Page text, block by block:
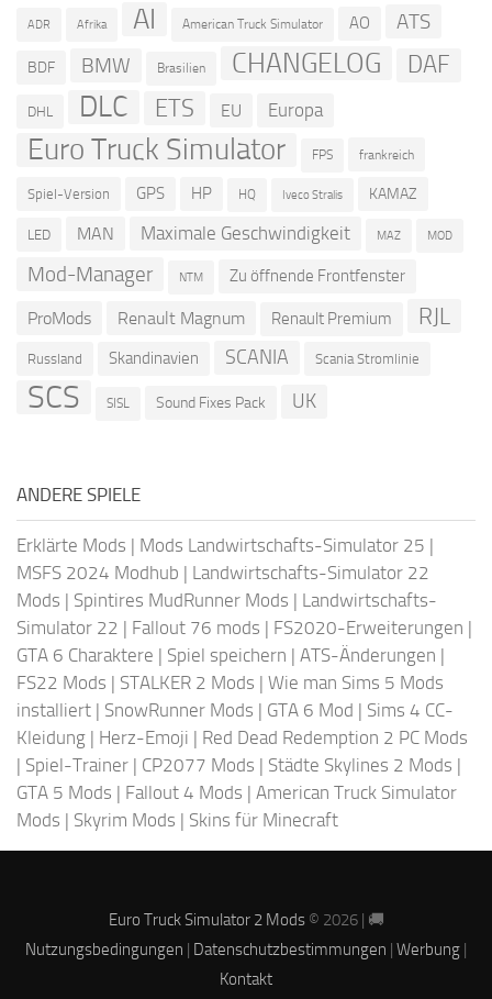
ADR Afrika AI American Truck Simulator AO ATS
BDF BMW Brasilien CHANGELOG DAF
DHL DLC ETS EU Europa
Euro Truck Simulator FPS frankreich
Spiel-Version GPS HP HQ Iveco Stralis KAMAZ
LED MAN Maximale Geschwindigkeit MAZ MOD
Mod-Manager NTM Zu öffnende Frontfenster
ProMods Renault Magnum Renault Premium RJL
Russland Skandinavien SCANIA Scania Stromlinie
SCS SISL Sound Fixes Pack UK
ANDERE SPIELE
Erklärte Mods | Mods Landwirtschafts-Simulator 25 |
MSFS 2024 Modhub | Landwirtschafts-Simulator 22
Mods | Spintires MudRunner Mods | Landwirtschafts-
Simulator 22 | Fallout 76 mods | FS2020-Erweiterungen |
GTA 6 Charaktere | Spiel speichern | ATS-Änderungen |
FS22 Mods | STALKER 2 Mods | Wie man Sims 5 Mods
installiert | SnowRunner Mods | GTA 6 Mod | Sims 4 CC-
Kleidung | Herz-Emoji | Red Dead Redemption 2 PC Mods
| Spiel-Trainer | CP2077 Mods | Städte Skylines 2 Mods |
GTA 5 Mods | Fallout 4 Mods | American Truck Simulator
Mods | Skyrim Mods | Skins für Minecraft
Euro Truck Simulator 2 Mods© 2026 | 🚚
Nutzungsbedingungen | Datenschutzbestimmungen | Werbung |
Kontakt